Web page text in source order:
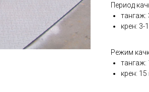
Период
тангаж:
крен: 3-
Режим
тангаж:
крен: 15